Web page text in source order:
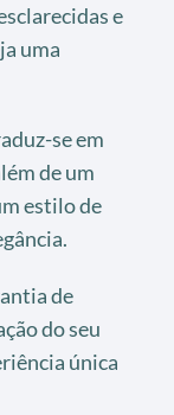
e
uma
se em
de um
estilo de
de
do seu
única